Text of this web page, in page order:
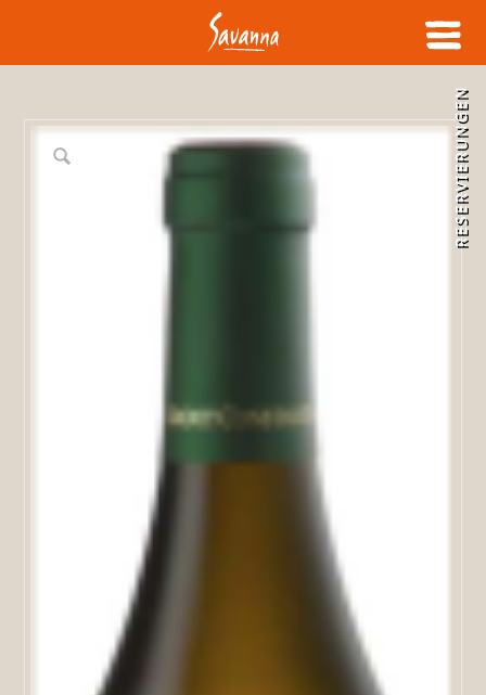
RESERVIERUNGEN